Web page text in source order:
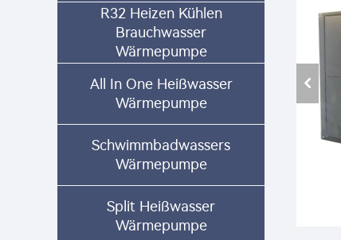
R32 Heizen Kühlen
Brauchwasser
Wärmepumpe
All In One Heißwasser
Wärmepumpe
Schwimmbadwassers
Wärmepumpe
Split Heißwasser
Wärmepumpe